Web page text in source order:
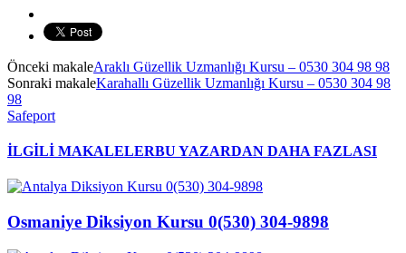
Önceki makaleAraklı Güzellik Uzmanlığı Kursu – 0530 304 98 98
Sonraki makaleKarahallı Güzellik Uzmanlığı Kursu – 0530 304 98
98
Safeport
İLGİLİ MAKALELERBU YAZARDAN DAHA FAZLASI
Osmaniye Diksiyon Kursu 0(530) 304-9898